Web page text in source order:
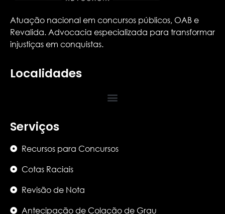
Atuação nacional em concursos públicos, OAB e
Revalida. Advocacia especializada para transformar
injustiças em conquistas.
Localidades
Serviços
Recursos para Concursos
Cotas Raciais
Revisão de Nota
Antecipação de Colação de Grau